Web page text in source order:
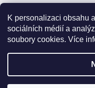
K personalizaci obsahu
sociálních médií a
soubory cookies. Více
á